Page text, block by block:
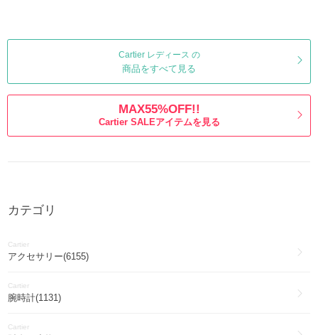
Cartier レディース の
商品をすべて見る
MAX55%OFF!!
Cartier SALEアイテムを見る
カテゴリ
Cartier
アクセサリー(6155)
Cartier
腕時計(1131)
Cartier